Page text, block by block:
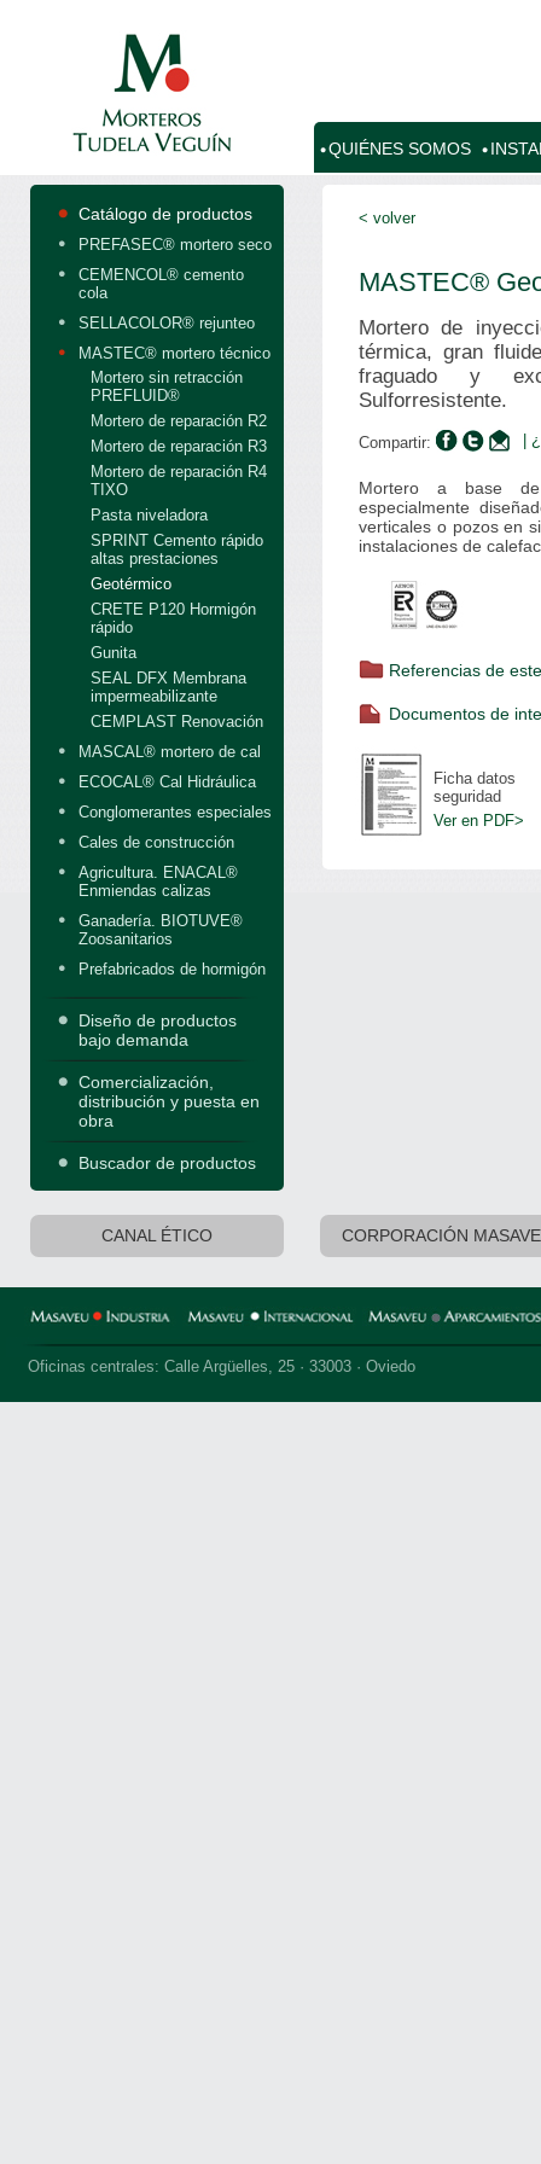
QUIÉNES SOMOS
Catálogo de productos
PREFASEC® mortero seco
CEMENCOL® cemento
cola
SELLACOLOR® rejunteo
MASTEC® mortero técnico
Mortero sin retracción
PREFLUID®
Mortero de reparación R2
Mortero de reparación R3
Mortero de reparación R4
TIXO
Pasta niveladora
SPRINT Cemento rápido
altas prestaciones
Geotérmico
CRETE P120 Hormigón
rápido
Gunita
SEAL DFX Membrana
impermeabilizante
CEMPLAST Renovación
MASCAL® mortero de cal
ECOCAL® Cal Hidráulica
Conglomerantes especiales
Cales de construcción
Agricultura. ENACAL®
Enmiendas calizas
Ganadería. BIOTUVE®
Zoosanitarios
Prefabricados de hormigón
Diseño de productos
bajo demanda
Comercialización,
distribución y puesta en
obra
Buscador de productos
< volver
MASTEC®
Mortero de
térmica, gran
fraguado y
Sulforresistente.
Compartir: |
Mortero a base
especialmente
verticales o pozos en
instalaciones de
Referencias de
Documentos de
Ficha datos
seguridad
Ver en PDF>
CANAL ÉTICO CORPORACIÓN
Oficinas centrales: Calle Argüelles, 25 · 33003 · Oviedo